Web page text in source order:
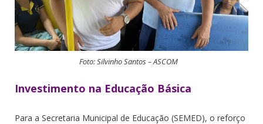
Foto: Silvinho Santos – ASCOM
Investimento na Educação Básica
Para a Secretaria Municipal de Educação (SEMED), o reforço